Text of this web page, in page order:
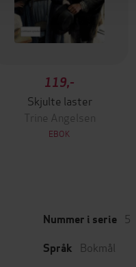
119,-
Skjulte laster
Trine Angelsen
EBOK
Nummer i serie 5
Språk Bokmål